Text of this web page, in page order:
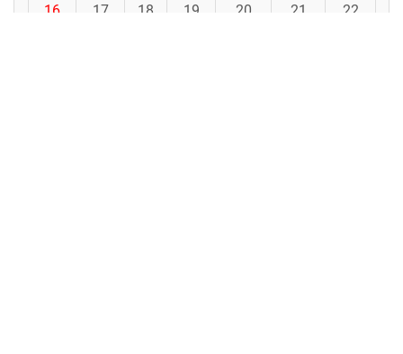
16 17 18 19 20 21 22